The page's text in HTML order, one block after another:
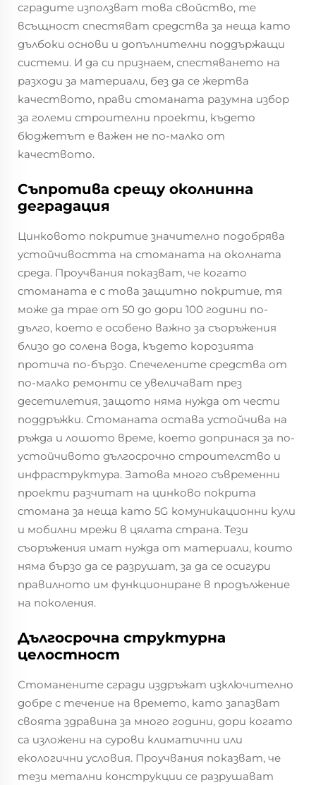
сградите използват това свойство, те
всъщност спестяват средства за неща като
дълбоки основи и допълнителни поддържащи
системи. И да си признаем, спестяването на
разходи за материали, без да се жертва
качеството, прави стоманата разумна избор
за големи строителни проекти, където
бюджетът е важен не по-малко от
качеството.
Съпротива срещу околнинна
деградация
Цинковото покритие значително подобрява
устойчивостта на стоманата на околната
среда. Проучвания показват, че когато
стоманата е с това защитно покритие, тя
може да трае от 50 до дори 100 години по-
дълго, което е особено важно за съоръжения
близо до солена вода, където корозията
протича по-бързо. Спечелените средства от
по-малко ремонти се увеличават през
десетилетия, защото няма нужда от чести
поддръжки. Стоманата остава устойчива на
ръжда и лошото време, което допринася за по-
устойчивото дългосрочно строителство и
инфраструктура. Затова много съвременни
проекти разчитат на цинково покрита
стомана за неща като 5G комуникационни кули
и мобилни мрежи в цялата страна. Тези
съоръжения имат нужда от материали, които
няма бързо да се разрушат, за да се осигури
правилното им функциониране в продължение
на поколения.
Дългосрочна структурна
целостност
Стоманените сгради издръжат изключително
добре с течение на времето, като запазват
своята здравина за много години, дори когато
са изложени на сурови климатични или
екологични условия. Проучвания показват, че
тези метални конструкции се разрушават